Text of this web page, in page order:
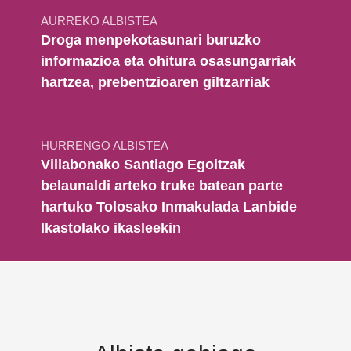
AURREKO ALBISTEA
Droga menpekotasunari buruzko
informazioa eta ohitura osasungarriak
hartzea, prebentzioaren giltzarriak
HURRENGO ALBISTEA
Villabonako Santiago Egoitzak
belaunaldi arteko truke batean parte
hartuko Tolosako Inmakulada Lanbide
Ikastolako ikasleekin